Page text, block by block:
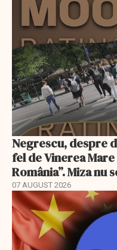
Negrescu, despre
fel de Vinerea
România”. Miza nu
07 AUGUST 2026